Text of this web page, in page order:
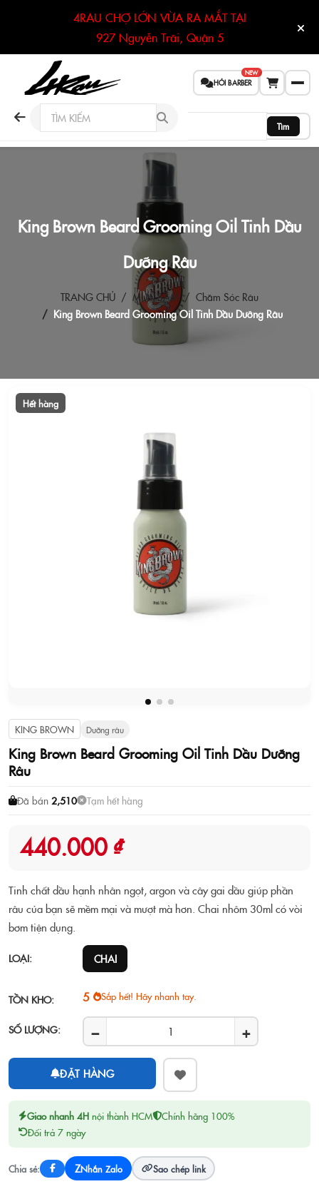
4RAU CHỢ LỚN VỪA RA MẮT TẠI
927 Nguyễn Trãi, Quận 5
HỎI BARBER
NEW
Tìm
King Brown Beard Grooming Oil Tinh Dầu
Dưỡng Râu
TRANG CHỦ MUA SẮM
Chăm Sóc Râu
King Brown Beard Grooming Oil Tinh Dầu Dưỡng Râu
Hết hàng
KING BROWN Dưỡng râu
King Brown Beard Grooming Oil Tinh Dầu Dưỡng
Râu
Đã bán 2,510 Tạm hết hàng
440.000 ₫
Tinh chất dầu hạnh nhân ngọt, argon và cây gai dầu giúp phần
râu của bạn sẽ mềm mại và mượt mà hơn. Chai nhôm 30ml có vòi
bơm tiện dụng.
LOẠI: CHAI
TỒN KHO: 5 Sắp hết! Hãy nhanh tay.
SỐ LƯỢNG: − +
ĐẶT HÀNG
Giao nhanh 4H nội thành HCM
Chính hãng 100%
Đổi trả 7 ngày
Chia sẻ: ZNhắn Zalo Sao chép link